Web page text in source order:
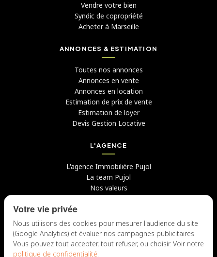
Vendre votre bien
Syndic de copropriété
Acheter à Marseille
ANNONCES & ESTIMATION
Toutes nos annonces
Annonces en vente
Annonces en location
Estimation de prix de vente
Estimation de loyer
Devis Gestion Locative
L'AGENCE
L'agence Immobilière Pujol
La team Pujol
Nos valeurs
Candidater chez nous
NOUS CONTACTER
Votre vie privée
Nous utilisons des cookies pour mesurer l'audience du site
(Google Analytics) et évaluer nos campagnes publicitaires.
Vous pouvez tout accepter, tout refuser, ou choisir. Voir notre
politique de confidentialité.